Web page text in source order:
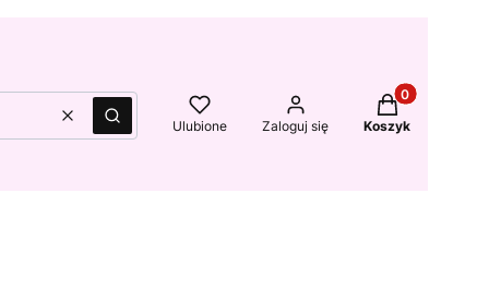
WyczyśćSzukaj Ulubione Zaloguj się
Produkty w
Koszyk